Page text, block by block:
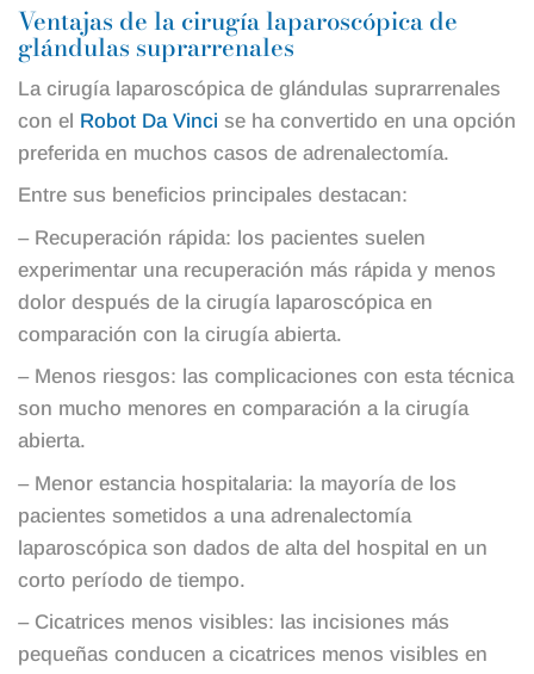
Ventajas de la cirugía laparoscópica de
glándulas suprarrenales
La cirugía laparoscópica de glándulas suprarrenales
con el Robot Da Vinci se ha convertido en una opción
preferida en muchos casos de adrenalectomía.
Entre sus beneficios principales destacan:
– Recuperación rápida: los pacientes suelen
experimentar una recuperación más rápida y menos
dolor después de la cirugía laparoscópica en
comparación con la cirugía abierta.
– Menos riesgos: las complicaciones con esta técnica
son mucho menores en comparación a la cirugía
abierta.
– Menor estancia hospitalaria: la mayoría de los
pacientes sometidos a una adrenalectomía
laparoscópica son dados de alta del hospital en un
corto período de tiempo.
– Cicatrices menos visibles: las incisiones más
pequeñas conducen a cicatrices menos visibles en